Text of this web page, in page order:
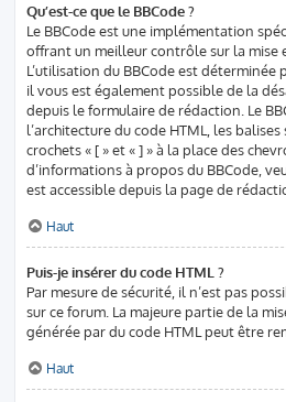
Qu’est-ce que le BBCode ?
Le BBCode est une implémentation
offrant un meilleur contrôle sur la mise
L’utilisation du BBCode est déterminée
il vous est également possible de la
depuis le formulaire de rédaction. Le
l’architecture du code HTML, les
crochets « [ » et « ] » à la place des
d’informations à propos du BBCode,
est accessible depuis la page de
Haut
Puis-je insérer du code HTML ?
Par mesure de sécurité, il n’est pas
sur ce forum. La majeure partie de la
générée par du code HTML peut être
Haut